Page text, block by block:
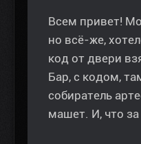
Всем привет!
но всё-же,
код от двери
Бар, с кодом,
собиратель
машет. И, что